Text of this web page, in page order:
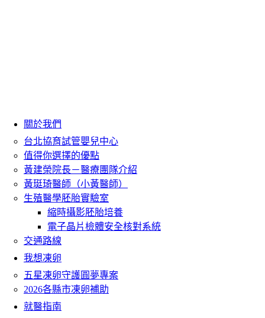
關於我們
台北協育試管嬰兒中心
值得你選擇的優點
黃建榮院長－醫療團隊介紹
黃珽琦醫師（小黃醫師）
生殖醫學胚胎實驗室
縮時攝影胚胎培養
電子晶片檢體安全核對系統
交通路線
我想凍卵
五星凍卵守護圓夢專案
2026各縣市凍卵補助
就醫指南